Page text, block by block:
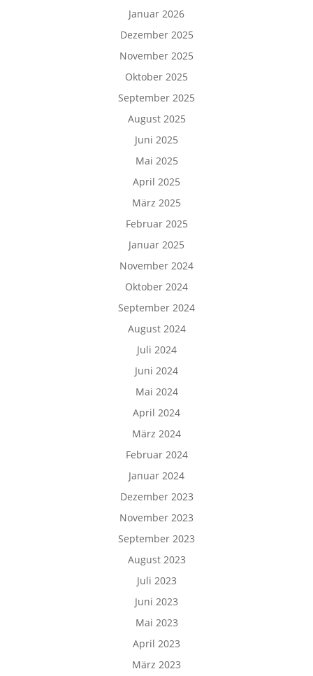
Januar 2026
Dezember 2025
November 2025
Oktober 2025
September 2025
August 2025
Juni 2025
Mai 2025
April 2025
März 2025
Februar 2025
Januar 2025
November 2024
Oktober 2024
September 2024
August 2024
Juli 2024
Juni 2024
Mai 2024
April 2024
März 2024
Februar 2024
Januar 2024
Dezember 2023
November 2023
September 2023
August 2023
Juli 2023
Juni 2023
Mai 2023
April 2023
März 2023